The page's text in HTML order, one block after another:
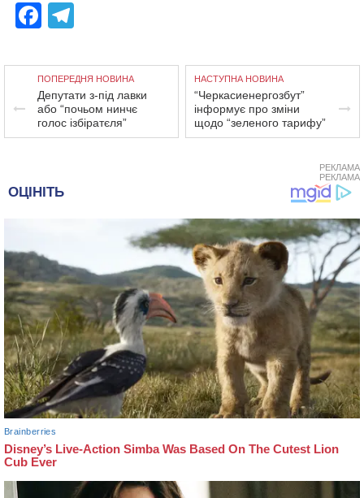
Facebook
ПОПЕРЕДНЯ НОВИНА
Депутати з-під лавки
або “почьом нинчє
голос ізбіратєля”
НАСТУПНА НОВИНА
“Черкасиенергозбут”
інформує про зміни
щодо “зеленого тарифу”
РЕКЛАМА
РЕКЛАМА